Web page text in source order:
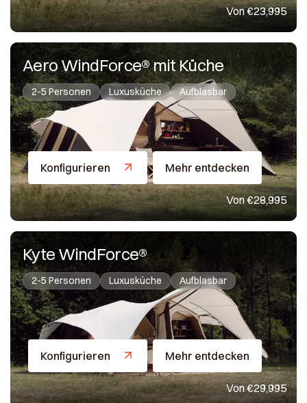
Von €23,995
Aero WindForce® mit Küche
2-5 Personen Luxusküche Aufblasbar
Konfigurieren Mehr entdecken
Von €28,995
Kyte WindForce®
2-5 Personen Luxusküche Aufblasbar
Konfigurieren Mehr entdecken
Von €29,995